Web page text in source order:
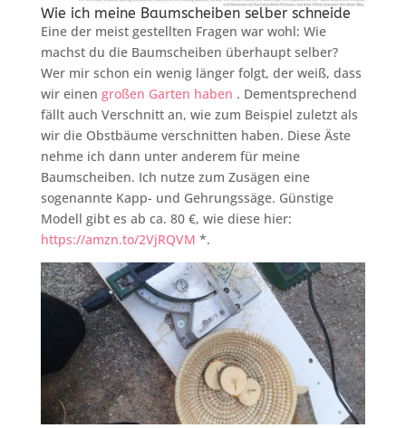
Wie ich meine Baumscheiben selber schneide
Eine der meist gestellten Fragen war wohl: Wie
machst du die Baumscheiben überhaupt selber?
Wer mir schon ein wenig länger folgt, der weiß, dass
wir einen großen Garten haben . Dementsprechend
fällt auch Verschnitt an, wie zum Beispiel zuletzt als
wir die Obstbäume verschnitten haben. Diese Äste
nehme ich dann unter anderem für meine
Baumscheiben. Ich nutze zum Zusägen eine
sogenannte Kapp- und Gehrungssäge. Günstige
Modell gibt es ab ca. 80 €, wie diese hier:
https://amzn.to/2VjRQVM *.